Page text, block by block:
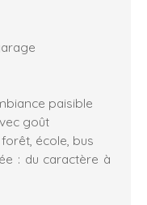
paisible
goût
école, bus
: du caractère à